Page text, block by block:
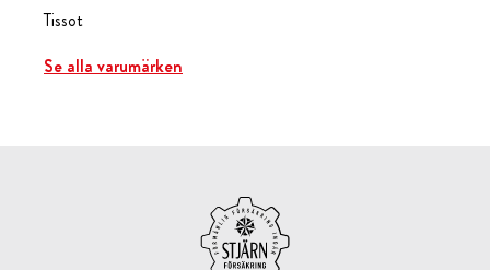
Tissot
Se alla varumärken